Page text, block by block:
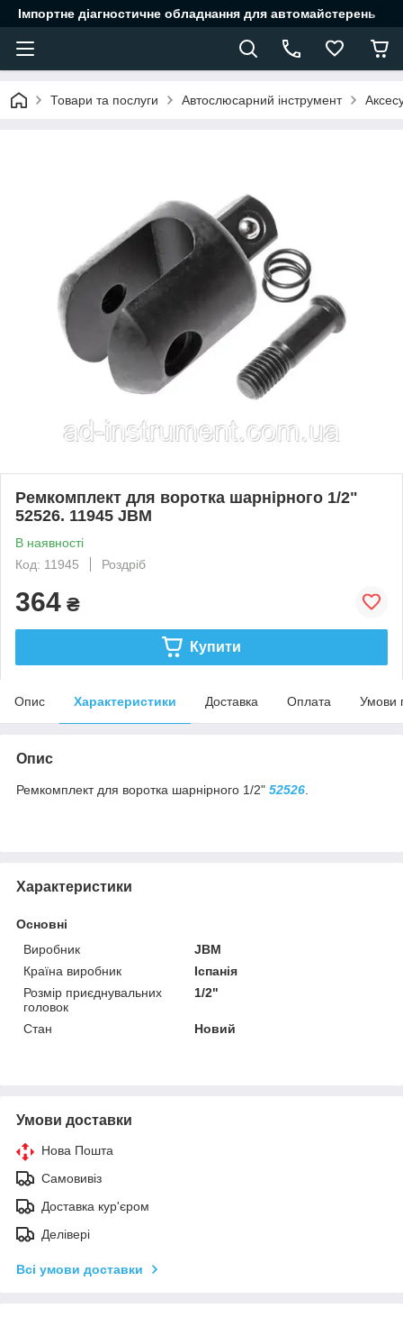
Імпортне діагностичне обладнання для автомайстерень
Товари та послуги Автослюсарний інструмент
Ремкомплект для воротка шарнірного 1/2"
52526. 11945 JBM
В наявності
Код: 11945
Роздріб
364 ₴
Купити
Опис Характеристики Доставка Оплата Умови
Опис
Ремкомплект для воротка шарнірного 1/2" 52526
Характеристики
Основні
Виробник
JBM
Країна виробник
Іспанія
Розмір приєднувальних
головок
1/2"
Стан Новий
Умови доставки
Нова Пошта
Самовивіз
Доставка кур'єром
Делівері
Всі умови доставки